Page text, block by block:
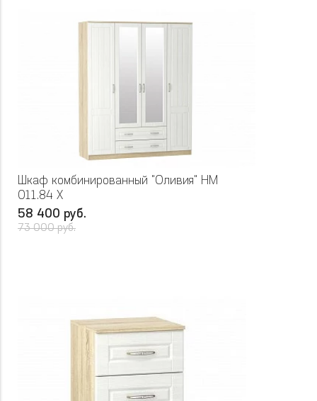
Шкаф комбинированный "Оливия" НМ
011.84 Х
58 400 руб.
73 000 руб.